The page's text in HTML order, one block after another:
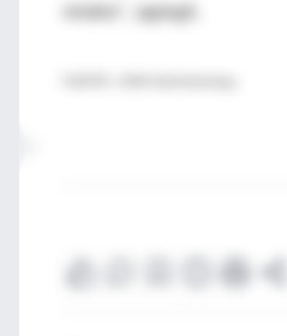
virales", agregó.